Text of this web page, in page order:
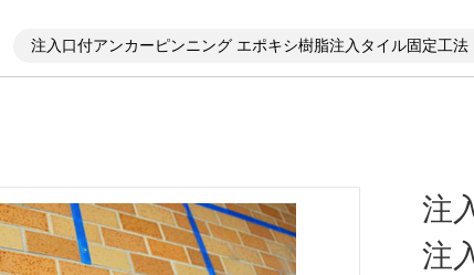
注入口付アンカーピンニング エポキシ樹脂注入タイル固定工法
注
注